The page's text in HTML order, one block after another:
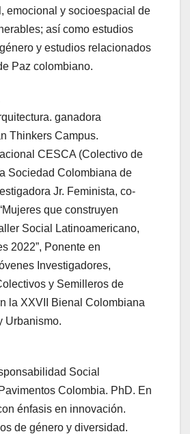
emocional y socioespacial de
así como estudios
y estudios relacionados
Paz colombiano.
ganadora
Thinkers Campus.
CESCA (Colectivo de
Sociedad Colombiana de
Jr. Feminista, co-
que construyen
Social Latinoamericano,
2022”, Ponente en
Investigadores,
y Semilleros de
la XXVII Bienal Colombiana
Urbanismo.
Social
Colombia. PhD. En
énfasis en innovación.
de género y diversidad.